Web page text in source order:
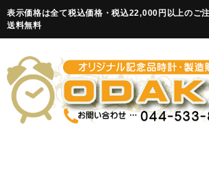
表示価格は全て税込価格・税込22,000円以上のご
送料無料